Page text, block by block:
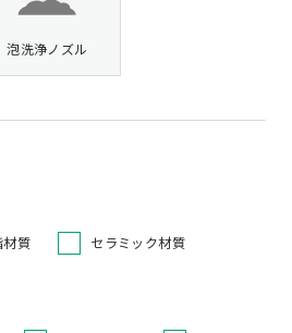
泡洗浄ノズル
材質 セラミック材質